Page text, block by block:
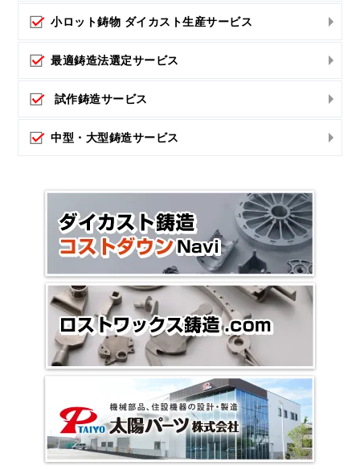
小ロット鋳物 ダイカスト生産サービス
最適鋳造法選定サービス
試作鋳造サービス
中型・大型鋳造サービス